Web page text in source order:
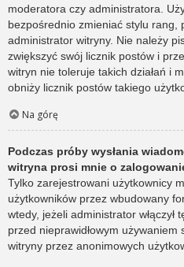
moderatora czy administratora.
bezpośrednio zmieniać stylu rang,
administrator witryny. Nie należy
zwiększyć swój licznik postów i
witryn nie toleruje takich działań i
obniży licznik postów takiego
Na górę
Podczas próby wysłania
witryna prosi mnie o
Tylko zarejestrowani użytkownicy
użytkowników przez wbudowany
wtedy, jeżeli administrator
przed nieprawidłowym
witryny przez anonimowych